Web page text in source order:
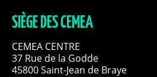
SIÈGE DES CEMEA
CEMEA CENTRE
37 Rue de la Godde
45800 Saint-Jean de Braye